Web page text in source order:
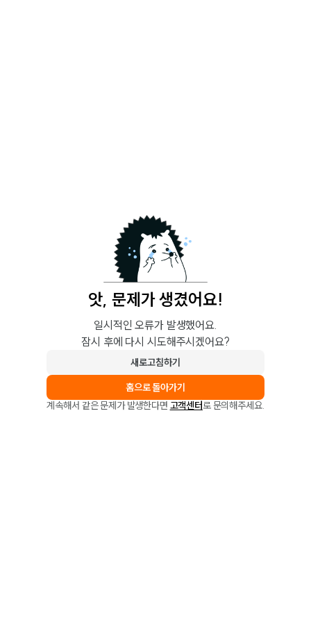
앗, 문제가 생겼어요!
일시적인 오류가 발생했어요.
잠시 후에 다시 시도해주시겠어요?
새로고침하기
홈으로 돌아가기
계속해서 같은 문제가 발생한다면 고객센터로 문의해주세요.